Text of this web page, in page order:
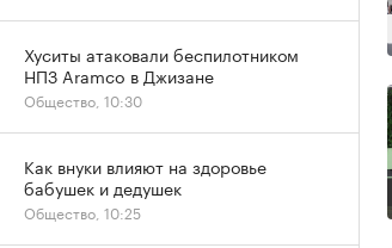
Хуситы атаковали беспилотником
НПЗ Aramco в Джизане
Общество, 10:30
Как внуки влияют на здоровье
бабушек и дедушек
Общество, 10:25